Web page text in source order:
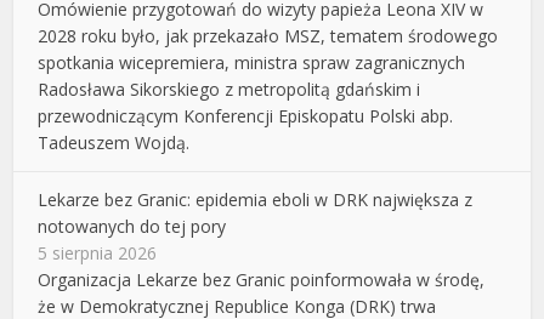
Omówienie przygotowań do wizyty papieża Leona XIV w
2028 roku było, jak przekazało MSZ, tematem środowego
spotkania wicepremiera, ministra spraw zagranicznych
Radosława Sikorskiego z metropolitą gdańskim i
przewodniczącym Konferencji Episkopatu Polski abp.
Tadeuszem Wojdą.
Lekarze bez Granic: epidemia eboli w DRK największa z
notowanych do tej pory
5 sierpnia 2026
Organizacja Lekarze bez Granic poinformowała w środę,
że w Demokratycznej Republice Konga (DRK) trwa